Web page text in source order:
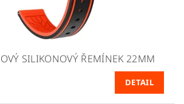
SILIKONOVÝ ŘEMÍNEK 22MM
DETAIL